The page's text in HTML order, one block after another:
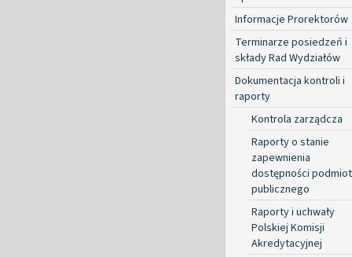
Informacje Prorektorów
Terminarze posiedzeń i
składy Rad Wydziałów
Dokumentacja kontroli i
raporty
Kontrola zarządcza
Raporty o stanie
zapewnienia
dostępności
publicznego
Raporty i uchwały
Polskiej Komisji
Akredytacyjnej